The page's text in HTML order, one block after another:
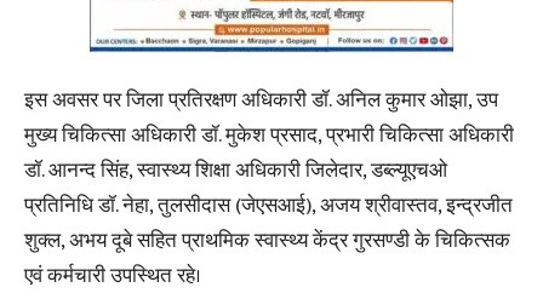
इस अवसर पर जिला प्रतिरक्षण अधिकारी डॉ. अनिल कुमार ओझा, उप
मुख्य चिकित्सा अधिकारी डॉ. मुकेश प्रसाद, प्रभारी चिकित्सा अधिकारी
डॉ. आनन्द सिंह, स्वास्थ्य शिक्षा अधिकारी जिलेदार, डब्ल्यूएचओ
प्रतिनिधि डॉ. नेहा, तुलसीदास (जेएसआई), अजय श्रीवास्तव, इन्द्रजीत
शुक्ल, अभय दूबे सहित प्राथमिक स्वास्थ्य केंद्र गुरसण्डी के चिकित्सक
एवं कर्मचारी उपस्थित रहे।